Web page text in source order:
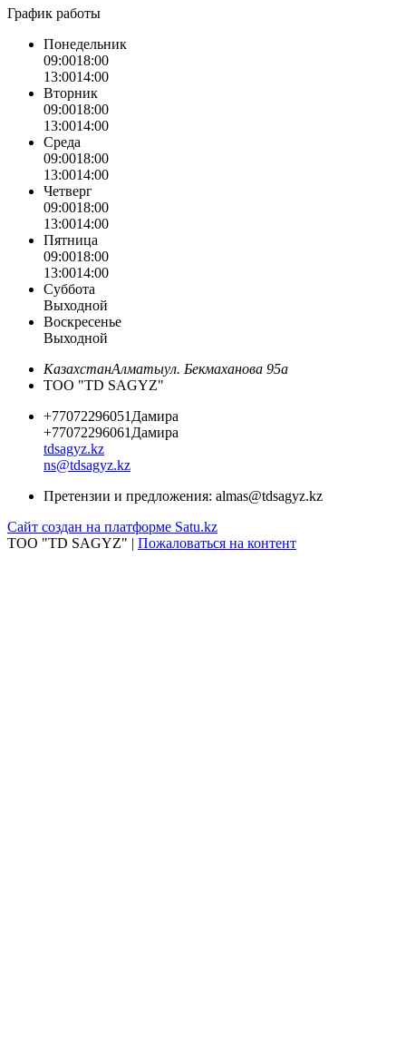
График работы
Понедельник
09:0018:00
13:0014:00
Вторник
09:0018:00
13:0014:00
Среда
09:0018:00
13:0014:00
Четверг
09:0018:00
13:0014:00
Пятница
09:0018:00
13:0014:00
Суббота
Выходной
Воскресенье
Выходной
КазахстанАлматыул. Бекмаханова 95а
ТОО "TD SAGYZ"
+77072296051 Дамира
+77072296061 Дамира
tdsagyz.kz
ns@tdsagyz.kz
Претензии и предложения: almas@tdsagyz.kz
Сайт создан на платформе Satu.kz
ТОО "TD SAGYZ" | Пожаловаться на контент